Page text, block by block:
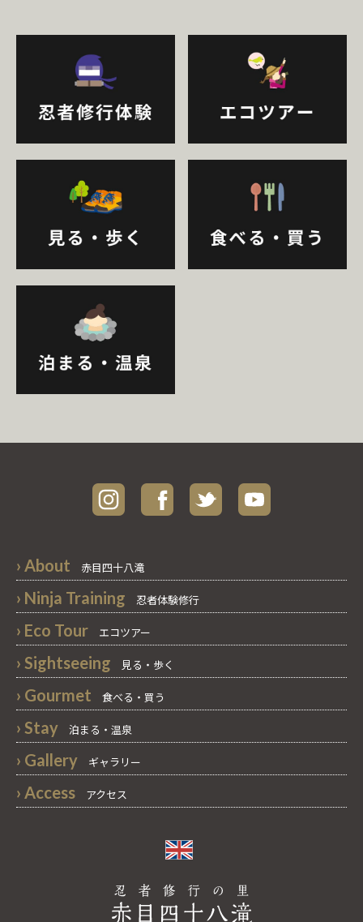
› About 赤目四十八滝
› Ninja Training 忍者体験修行
› Eco Tour エコツアー
› Sightseeing 見る・歩く
› Gourmet 食べる・買う
› Stay 泊まる・温泉
› Gallery ギャラリー
› Access アクセス